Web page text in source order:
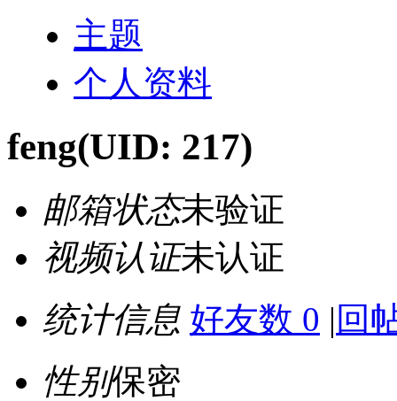
主题
个人资料
feng(UID: 217)
邮箱状态未验证
视频认证未认证
统计信息 好友数 0 | 回
性别保密